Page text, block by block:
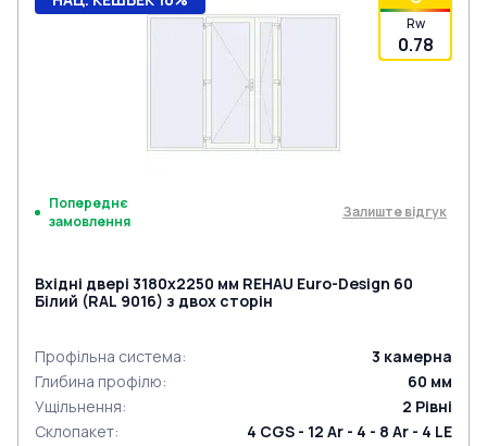
Rw
0.78
Попереднє
замовлення
Залиште відгук
Вхідні двері 3180x2250 мм REHAU Euro-Design 60
Білий (RAL 9016) з двох сторін
Профільна система: 3 камерна
Глибина профілю: 60 мм
Ущільнення: 2 Рівні
Склопакет: 4 CGS - 12 Ar - 4 - 8 Ar - 4 LE